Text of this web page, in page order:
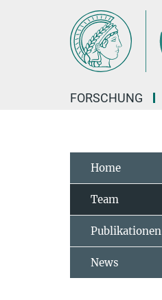
FORSCHUNG
Home
Team
Publikationen
News